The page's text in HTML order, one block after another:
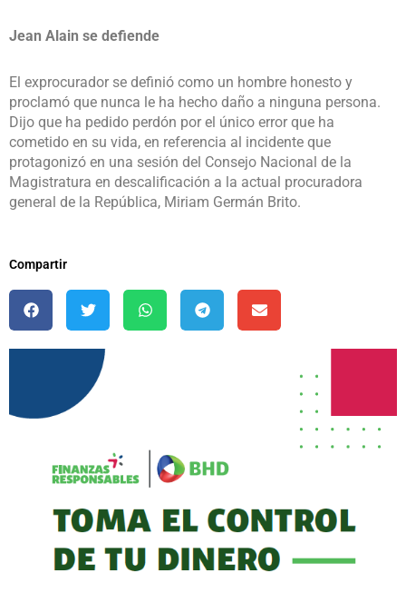
Jean Alain se defiende
El exprocurador se definió como un hombre honesto y
proclamó que nunca le ha hecho daño a ninguna persona.
Dijo que ha pedido perdón por el único error que ha
cometido en su vida, en referencia al incidente que
protagonizó en una sesión del Consejo Nacional de la
Magistratura en descalificación a la actual procuradora
general de la República, Miriam Germán Brito.
Compartir